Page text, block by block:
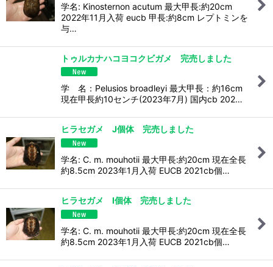
学名: Kinosternon acutum 最大甲長:約20cm
2022年11月入荷 eucb 甲長:約8cm レプトミンを
与…
トゥルカナハコヨコクビガメ 完売しました
学 名：Pelusios broadleyi 最大甲長：約16cm
現在甲長約10センチ(2023年7月) 国内cb 202…
ヒラセガメ J個体 完売しました
学名: C. m. mouhotii 最大甲長:約20cm 現在全長
約8.5cm 2023年1月入荷 EUCB 2021cb個…
ヒラセガメ I個体 完売しました
学名: C. m. mouhotii 最大甲長:約20cm 現在全長
約8.5cm 2023年1月入荷 EUCB 2021cb個…